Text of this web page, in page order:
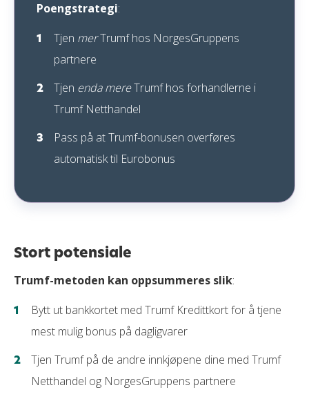
Poengstrategi:
Tjen merTrumf hos NorgesGruppens
partnere
Tjen enda mereTrumf hos forhandlerne i
Trumf Netthandel
Pass på at Trumf-bonusen overføres
automatisk til Eurobonus
Stort potensiale
Trumf-metoden kan oppsummeres slik:
Bytt ut bankkortet med Trumf Kredittkort for å tjene
mest mulig bonus på dagligvarer
Tjen Trumf på de andre innkjøpene dine med Trumf
Netthandel og NorgesGruppens partnere